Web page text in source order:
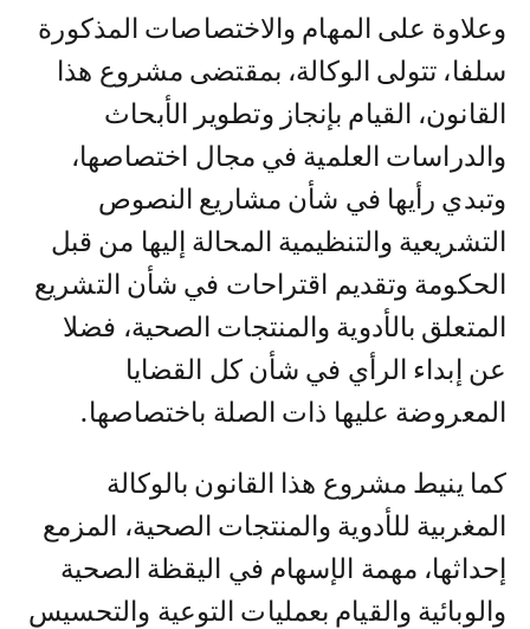
وعلاوة على المهام والاختصاصات المذكورة
سلفا، تتولى الوكالة، بمقتضى مشروع هذا
القانون، القيام بإنجاز وتطوير الأبحاث
والدراسات العلمية في مجال اختصاصها،
وتبدي رأيها في شأن مشاريع النصوص
التشريعية والتنظيمية المحالة إليها من قبل
الحكومة وتقديم اقتراحات في شأن التشريع
المتعلق بالأدوية والمنتجات الصحية، فضلا
عن إبداء الرأي في شأن كل القضايا
المعروضة عليها ذات الصلة باختصاصها.
كما ينيط مشروع هذا القانون بالوكالة
المغربية للأدوية والمنتجات الصحية، المزمع
إحداثها، مهمة الإسهام في اليقظة الصحية
والوبائية والقيام بعمليات التوعية والتحسيس